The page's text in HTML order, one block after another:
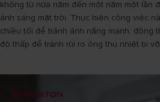
không từ nửa năm đến một năm một lần
ánh sáng mặt trời. Thực hiện công việc
chiều tối để tránh ánh nắng mạnh, đồng
độ thấp để tránh rủi ro ông thu nhiệt bị